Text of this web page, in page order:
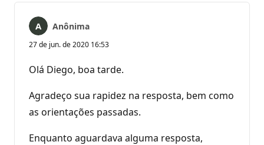
Anônima
27 de jun. de 2020 16:53
Olá Diego, boa tarde.
Agradeço sua rapidez na resposta, bem como
as orientações passadas.
Enquanto aguardava alguma resposta,